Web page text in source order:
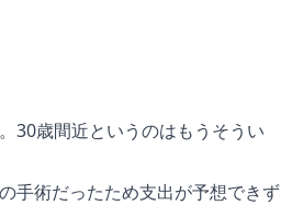
30歳間近というのはもうそうい
手術だったため支出が予想できず